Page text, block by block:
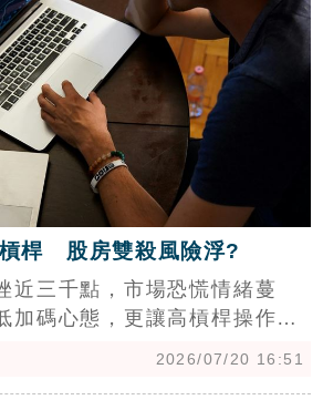
勿擅自變更土地用途。呼籲民
若有設施增建需求應先諮詢相
受罰，共同維護優質農業生產
序。
槓桿 股房雙殺風險浮?
近三千點，市場恐慌情緒蔓
加碼心態，更讓高槓桿操作成
2026/07/20 16:51